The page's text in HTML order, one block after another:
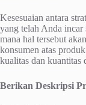
Kesesuaian antara
yang telah Anda incar
mana hal tersebut
konsumen atas
kualitas dan kuantitas
Berikan Deskripsi